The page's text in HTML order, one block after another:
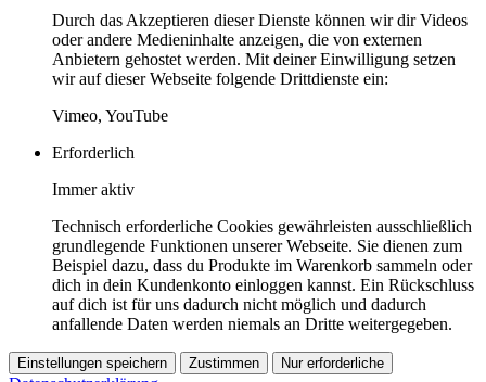
Durch das Akzeptieren dieser Dienste können wir dir Videos
oder andere Medieninhalte anzeigen, die von externen
Anbietern gehostet werden. Mit deiner Einwilligung setzen
wir auf dieser Webseite folgende Drittdienste ein:
Vimeo, YouTube
Erforderlich
Immer aktiv
Technisch erforderliche Cookies gewährleisten ausschließlich
grundlegende Funktionen unserer Webseite. Sie dienen zum
Beispiel dazu, dass du Produkte im Warenkorb sammeln oder
dich in dein Kundenkonto einloggen kannst. Ein Rückschluss
auf dich ist für uns dadurch nicht möglich und dadurch
anfallende Daten werden niemals an Dritte weitergegeben.
Einstellungen speichern Zustimmen Nur erforderliche